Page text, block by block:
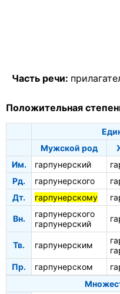
Часть речи:
Положительная
Мужской род
Им.
гарпунерский
Рд.
гарпунерского
Дт.
гарпунерскому
Вн.
гарпунерского
гарпунерский
Тв. гарпунерским
Пр. гарпунерском